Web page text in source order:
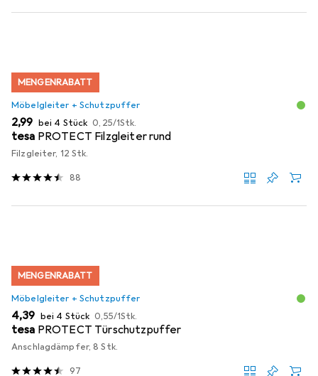
MENGENRABATT
Möbelgleiter + Schutzpuffer
EUR
2,99 bei 4 Stück EUR
0,25/1Stk.
tesa PROTECT Filzgleiter rund
Filzgleiter, 12 Stk.
88
MENGENRABATT
Möbelgleiter + Schutzpuffer
EUR
4,39 bei 4 Stück EUR
0,55/1Stk.
tesa PROTECT Türschutzpuffer
Anschlagdämpfer, 8 Stk.
97